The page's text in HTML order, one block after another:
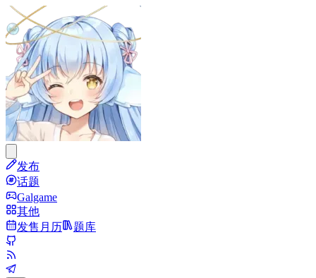
发布
话题
Galgame
其他
发售月历
题库